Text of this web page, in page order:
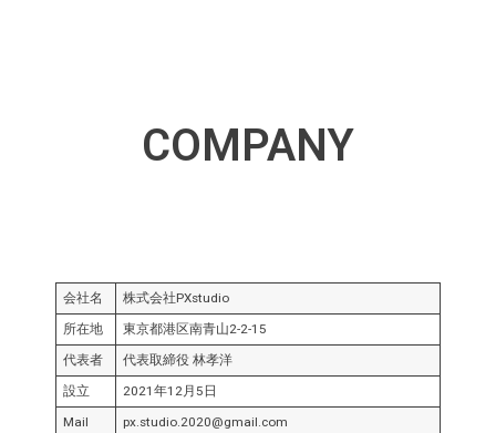
COMPANY
会社名
株式会社PXstudio
所在地
東京都港区南青山2-2-15
代表者
代表取締役 林孝洋
設立
2021年12月5日
Mail
px.studio.2020@gmail.com